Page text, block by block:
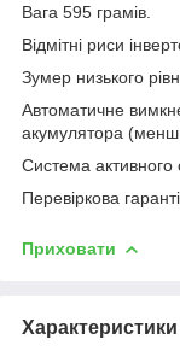
Вага 595 грамів.
Відмітні риси
Зумер низького
Автоматичне
акумулятора (менш
Система
Перевіркова
Приховати
Характеристики